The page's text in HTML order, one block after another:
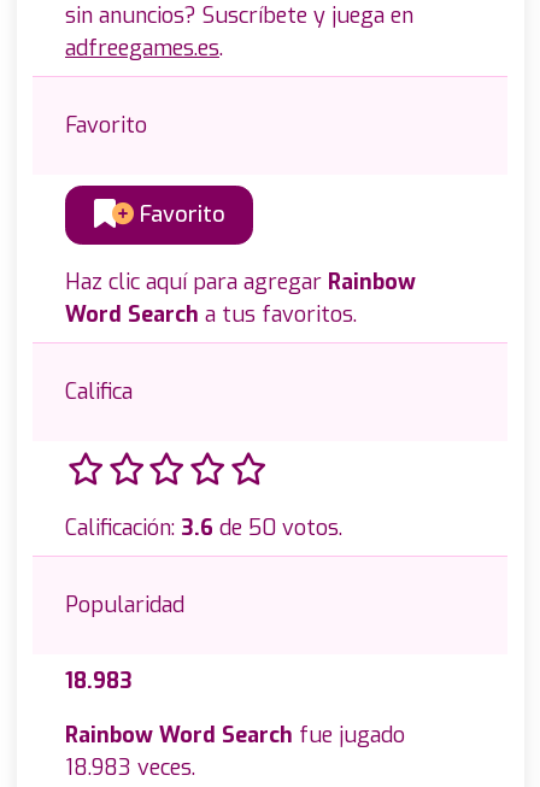
sin anuncios? Suscríbete y juega en
adfreegames.es.
Favorito
Favorito
Haz clic aquí para agregar Rainbow
Word Search a tus favoritos.
Califica
Calificación: 3.6 de 50 votos.
Popularidad
18.983
Rainbow Word Search fue jugado
18.983 veces.